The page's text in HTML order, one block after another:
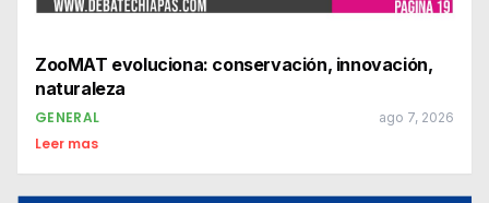
ZooMAT evoluciona: conservación, innovación,
naturaleza
GENERAL ago 7, 2026
Leer mas